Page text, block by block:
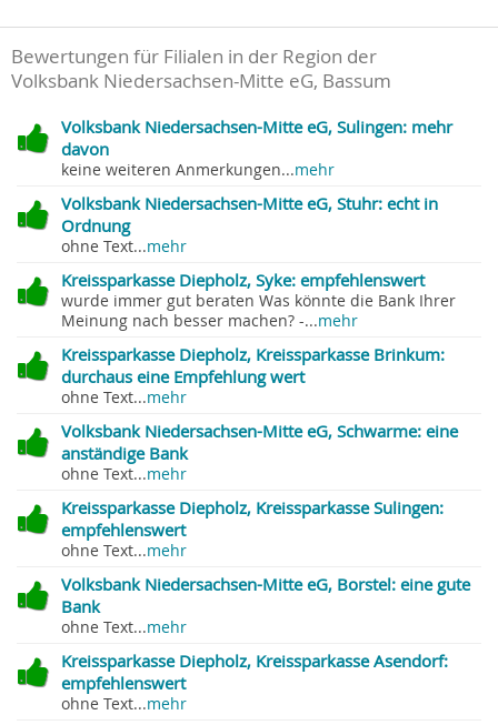
Bewertungen für Filialen in der Region der
Volksbank Niedersachsen-Mitte eG, Bassum
Volksbank Niedersachsen-Mitte eG, Sulingen: mehr
davon
keine weiteren Anmerkungen...mehr
Volksbank Niedersachsen-Mitte eG, Stuhr: echt in
Ordnung
ohne Text...mehr
Kreissparkasse Diepholz, Syke: empfehlenswert
wurde immer gut beraten Was könnte die Bank Ihrer
Meinung nach besser machen? -...mehr
Kreissparkasse Diepholz, Kreissparkasse Brinkum:
durchaus eine Empfehlung wert
ohne Text...mehr
Volksbank Niedersachsen-Mitte eG, Schwarme: eine
anständige Bank
ohne Text...mehr
Kreissparkasse Diepholz, Kreissparkasse Sulingen:
empfehlenswert
ohne Text...mehr
Volksbank Niedersachsen-Mitte eG, Borstel: eine gute
Bank
ohne Text...mehr
Kreissparkasse Diepholz, Kreissparkasse Asendorf:
empfehlenswert
ohne Text...mehr